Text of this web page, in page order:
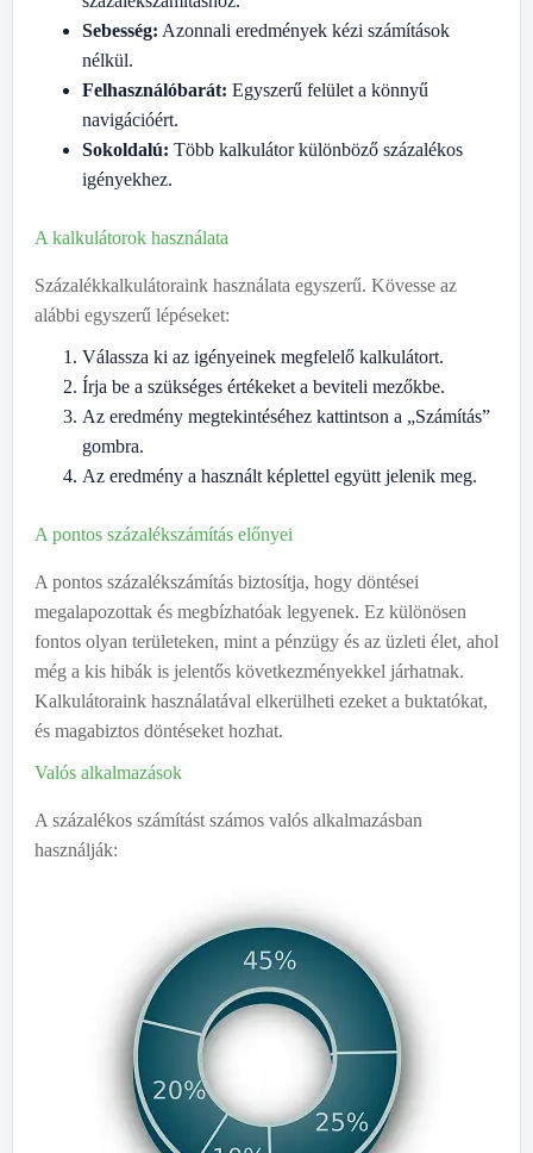
Sebesség: Azonnali eredmények kézi számítások
nélkül.
Felhasználóbarát: Egyszerű felület a könnyű
navigációért.
Sokoldalú: Több kalkulátor különböző százalékos
igényekhez.
A kalkulátorok használata
Százalékkalkulátoraink használata egyszerű. Kövesse az
alábbi egyszerű lépéseket:
Válassza ki az igényeinek megfelelő kalkulátort.
Írja be a szükséges értékeket a beviteli mezőkbe.
Az eredmény megtekintéséhez kattintson a „Számítás”
gombra.
Az eredmény a használt képlettel együtt jelenik meg.
A pontos százalékszámítás előnyei
A pontos százalékszámítás biztosítja, hogy döntései
megalapozottak és megbízhatóak legyenek. Ez különösen
fontos olyan területeken, mint a pénzügy és az üzleti élet, ahol
még a kis hibák is jelentős következményekkel járhatnak.
Kalkulátoraink használatával elkerülheti ezeket a buktatókat,
és magabiztos döntéseket hozhat.
Valós alkalmazások
A százalékos számítást számos valós alkalmazásban
használják: